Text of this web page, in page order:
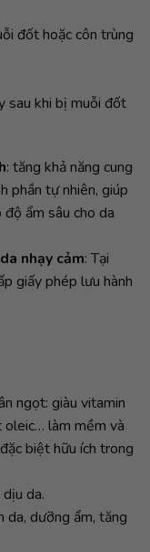
đốt hoặc côn trùng
sau khi bị muỗi đốt
: tăng khả năng cung
phần tự nhiên, giúp
ẩm sâu cho da
nhạy cảm: Tại
giấy phép lưu hành
ngọt: giàu vitamin
oleic… làm mềm và
biệt hữu ích trong
da.
da, dưỡng ẩm, tăng